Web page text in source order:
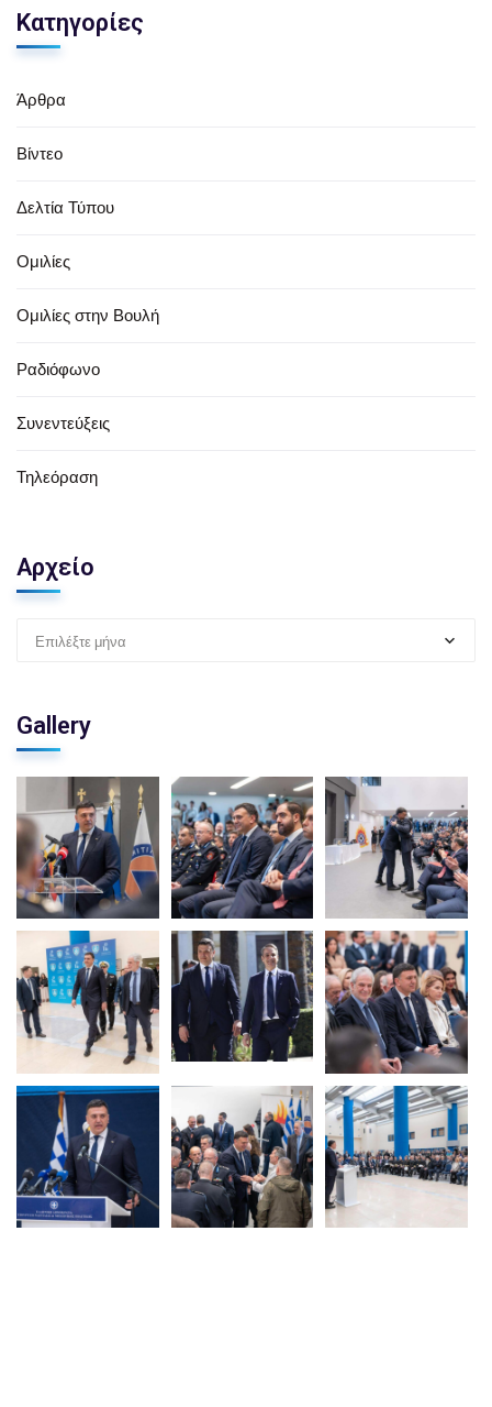
Κατηγορίες
Άρθρα
Βίντεο
Δελτία Τύπου
Ομιλίες
Ομιλίες στην Βουλή
Ραδιόφωνο
Συνεντεύξεις
Τηλεόραση
Αρχείο
Επιλέξτε μήνα
Gallery